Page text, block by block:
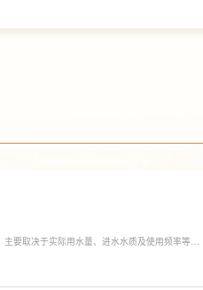
要取决于实际用水量、进水水质及使用频率等因
炭滤芯则建议每年更换一次以保障出水口感。